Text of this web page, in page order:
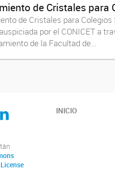
de Cristales
de Cristales para
por el CONICET a
de la Facultad de...
INICIO